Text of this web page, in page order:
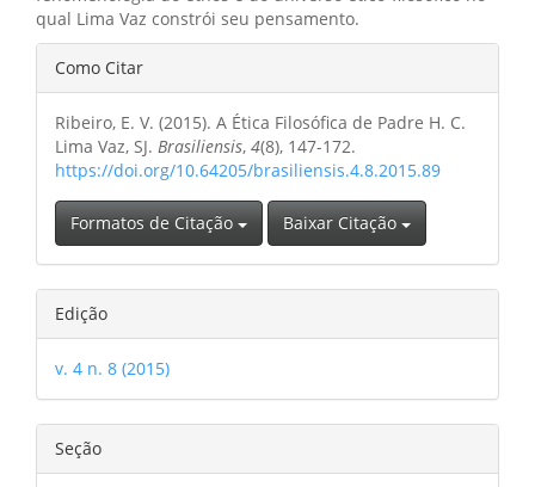
qual Lima Vaz constrói seu pensamento.
Detalhes
do
artigo
Como Citar
Ribeiro, E. V. (2015). A Ética Filosófica de Padre H. C.
Lima Vaz, SJ. Brasiliensis, 4(8), 147-172.
https://doi.org/10.64205/brasiliensis.4.8.2015.89
Formatos de Citação Baixar Citação
Edição
v. 4 n. 8 (2015)
Seção